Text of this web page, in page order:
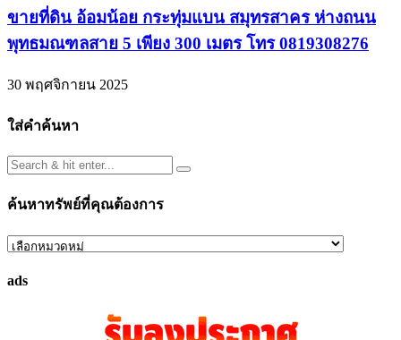
ขายที่ดิน อ้อมน้อย กระทุ่มแบน สมุทรสาคร ห่างถนน
พุทธมณฑลสาย 5 เพียง 300 เมตร โทร 0819308276
30 พฤศจิกายน 2025
ใส่คำค้นหา
ค้นหาทรัพย์ที่คุณต้องการ
ค้นหา
ที่
ads